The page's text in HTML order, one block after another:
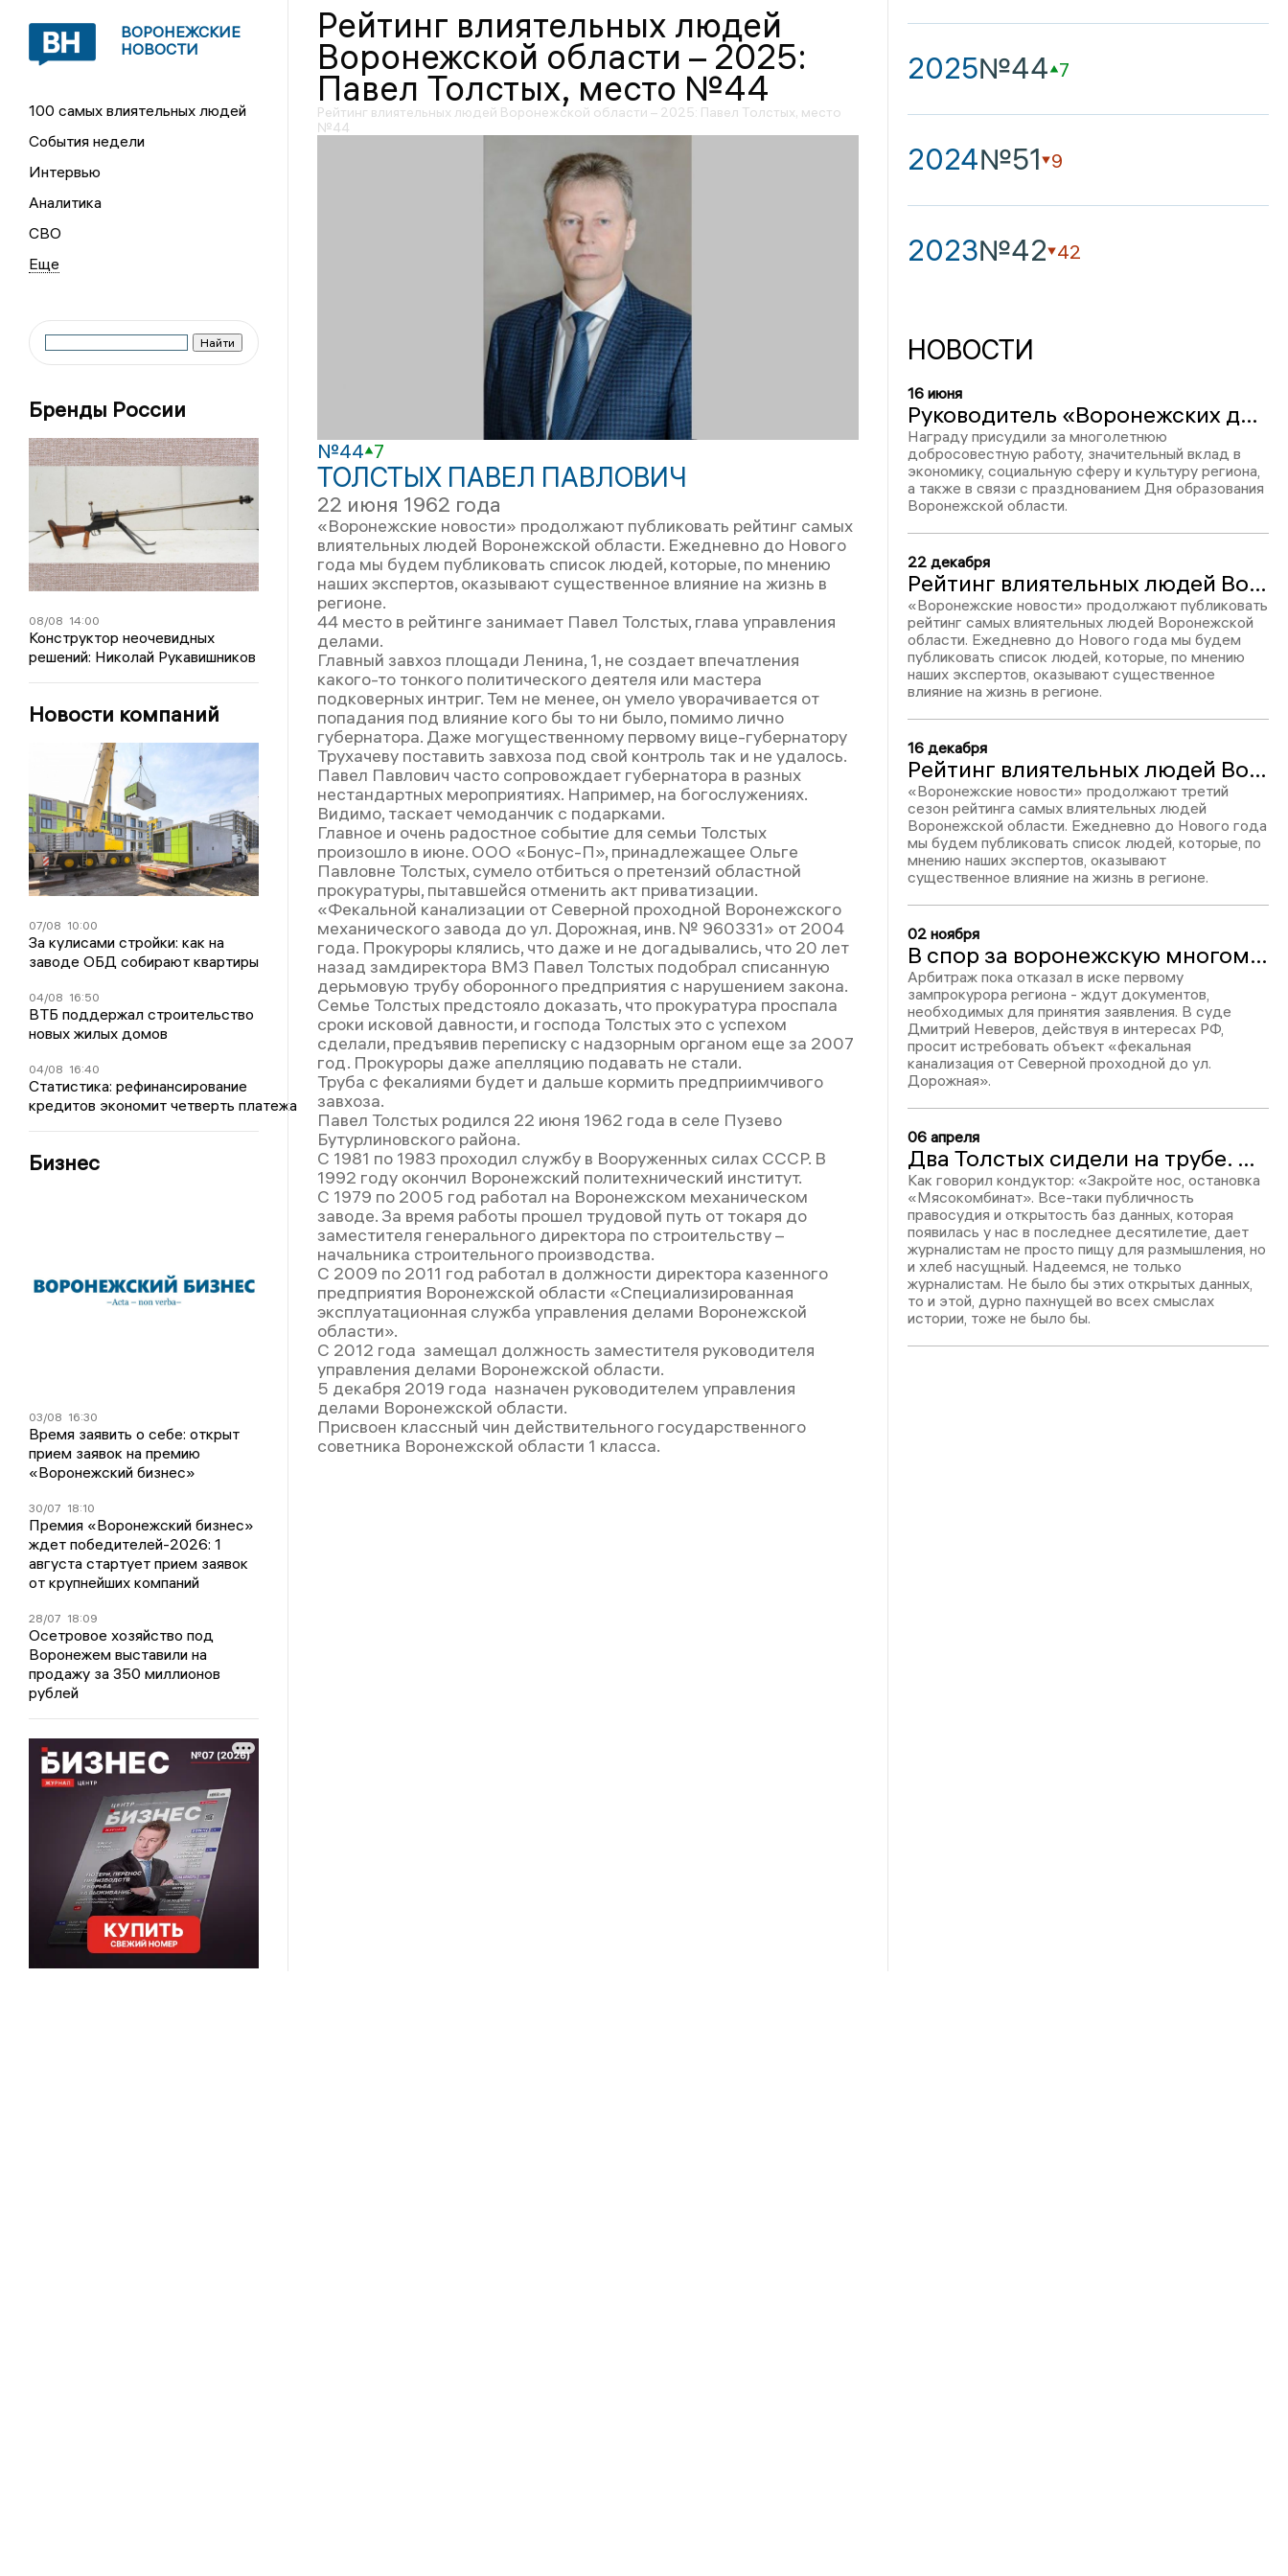
ВОРОНЕЖСКИЕ
НОВОСТИ
100 самых влиятельных людей
События недели
Интервью
Аналитика
СВО
Бренды России
08/08 14:00
Конструктор неочевидных
решений: Николай Рукавишников
Новости компаний
07/08 10:00
За кулисами стройки: как на
заводе ОБД собирают квартиры
04/08 16:50
ВТБ поддержал строительство
новых жилых домов
04/08 16:40
Статистика: рефинансирование
кредитов экономит четверть платежа
Бизнес
03/08 16:30
Время заявить о себе: открыт
прием заявок на премию
«Воронежский бизнес»
30/07 18:10
Премия «Воронежский бизнес»
ждет победителей-2026: 1
августа стартует прием заявок
от крупнейших компаний
28/07 18:09
Осетровое хозяйство под
Воронежем выставили на
продажу за 350 миллионов
рублей
Рейтинг влиятельных людей
Воронежской области – 2025:
Павел Толстых, место №44
Рейтинг влиятельных людей Воронежской области – 2025: Павел Толстых, место
№44
№44 7
ТОЛСТЫХ ПАВЕЛ ПАВЛОВИЧ
22 июня 1962 года
«Воронежские новости» продолжают публиковать рейтинг самых
влиятельных людей Воронежской области. Ежедневно до Нового
года мы будем публиковать список людей, которые, по мнению
наших экспертов, оказывают существенное влияние на жизнь в
регионе.
44 место в рейтинге занимает Павел Толстых, глава управления
делами.
Главный завхоз площади Ленина, 1, не создает впечатления
какого-то тонкого политического деятеля или мастера
подковерных интриг. Тем не менее, он умело уворачивается от
попадания под влияние кого бы то ни было, помимо лично
губернатора. Даже могущественному первому вице-губернатору
Трухачеву поставить завхоза под свой контроль так и не удалось.
Павел Павлович часто сопровождает губернатора в разных
нестандартных мероприятиях. Например, на богослужениях.
Видимо, таскает чемоданчик с подарками.
Главное и очень радостное событие для семьи Толстых
произошло в июне. ООО «Бонус-П», принадлежащее Ольге
Павловне Толстых, сумело отбиться о претензий областной
прокуратуры, пытавшейся отменить акт приватизации.
«Фекальной канализации от Северной проходной Воронежского
механического завода до ул. Дорожная, инв. № 960331» от 2004
года. Прокуроры клялись, что даже и не догадывались, что 20 лет
назад замдиректора ВМЗ Павел Толстых подобрал списанную
дерьмовую трубу оборонного предприятия с нарушением закона.
Семье Толстых предстояло доказать, что прокуратура проспала
сроки исковой давности, и господа Толстых это с успехом
сделали, предъявив переписку с надзорным органом еще за 2007
год. Прокуроры даже апелляцию подавать не стали.
Труба с фекалиями будет и дальше кормить предприимчивого
завхоза.
Павел Толстых родился 22 июня 1962 года в селе Пузево
Бутурлиновского района.
С 1981 по 1983 проходил службу в Вооруженных силах СССР. В
1992 году окончил Воронежский политехнический институт.
С 1979 по 2005 год работал на Воронежском механическом
заводе. За время работы прошел трудовой путь от токаря до
заместителя генерального директора по строительству –
начальника строительного производства.
С 2009 по 2011 год работал в должности директора казенного
предприятия Воронежской области «Специализированная
эксплуатационная служба управления делами Воронежской
области».
С 2012 года замещал должность заместителя руководителя
управления делами Воронежской области.
5 декабря 2019 года назначен руководителем управления
делами Воронежской области.
Присвоен классный чин действительного государственного
советника Воронежской области 1 класса.
2025№44 7
2024№51 9
2023№42 42
НОВОСТИ
16 июня
Руководитель «Воронежских девчат», профессор ВГУИТ и руководитель управделами стали почётными гражданами
Награду присудили за многолетнюю
добросовестную работу, значительный вклад в
экономику, социальную сферу и культуру региона,
а также в связи с празднованием Дня образования
Воронежской области.
22 декабря
Рейтинг влиятельных людей Воронежской области – 2025: Павел Толстых, место №44
«Воронежские новости» продолжают публиковать
рейтинг самых влиятельных людей Воронежской
области. Ежедневно до Нового года мы будем
публиковать список людей, которые, по мнению
наших экспертов, оказывают существенное
влияние на жизнь в регионе.
16 декабря
Рейтинг влиятельных людей Воронежской области – 2024: Павел Толстых, место №51
«Воронежские новости» продолжают третий
сезон рейтинга самых влиятельных людей
Воронежской области. Ежедневно до Нового года
мы будем публиковать список людей, которые, по
мнению наших экспертов, оказывают
существенное влияние на жизнь в регионе.
02 ноября
В спор за воронежскую многомиллионную фекальную трубу из фирмы Толстых вступил прокурор
Арбитраж пока отказал в иске первому
зампрокурора региона - ждут документов,
необходимых для принятия заявления. В суде
Дмитрий Неверов, действуя в интересах РФ,
просит истребовать объект «фекальная
канализация от Северной проходной до ул.
Дорожная».
06 апреля
Два Толстых сидели на трубе. Дерьмовая история
Как говорил кондуктор: «Закройте нос, остановка
«Мясокомбинат». Все-таки публичность
правосудия и открытость баз данных, которая
появилась у нас в последнее десятилетие, дает
журналистам не просто пищу для размышления, но
и хлеб насущный. Надеемся, не только
журналистам. Не было бы этих открытых данных,
то и этой, дурно пахнущей во всех смыслах
истории, тоже не было бы.